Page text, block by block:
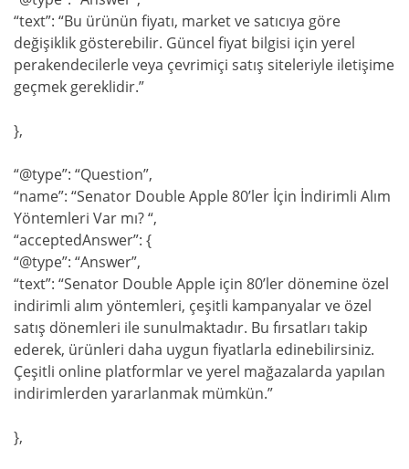
“text”: “Bu ürünün fiyatı, market ve satıcıya göre
değişiklik gösterebilir. Güncel fiyat bilgisi için yerel
perakendecilerle veya çevrimiçi satış siteleriyle iletişime
geçmek gereklidir.”
},
“@type”: “Question”,
“name”: “Senator Double Apple 80’ler İçin İndirimli Alım
Yöntemleri Var mı? “,
“acceptedAnswer”: {
“@type”: “Answer”,
“text”: “Senator Double Apple için 80’ler dönemine özel
indirimli alım yöntemleri, çeşitli kampanyalar ve özel
satış dönemleri ile sunulmaktadır. Bu fırsatları takip
ederek, ürünleri daha uygun fiyatlarla edinebilirsiniz.
Çeşitli online platformlar ve yerel mağazalarda yapılan
indirimlerden yararlanmak mümkün.”
},